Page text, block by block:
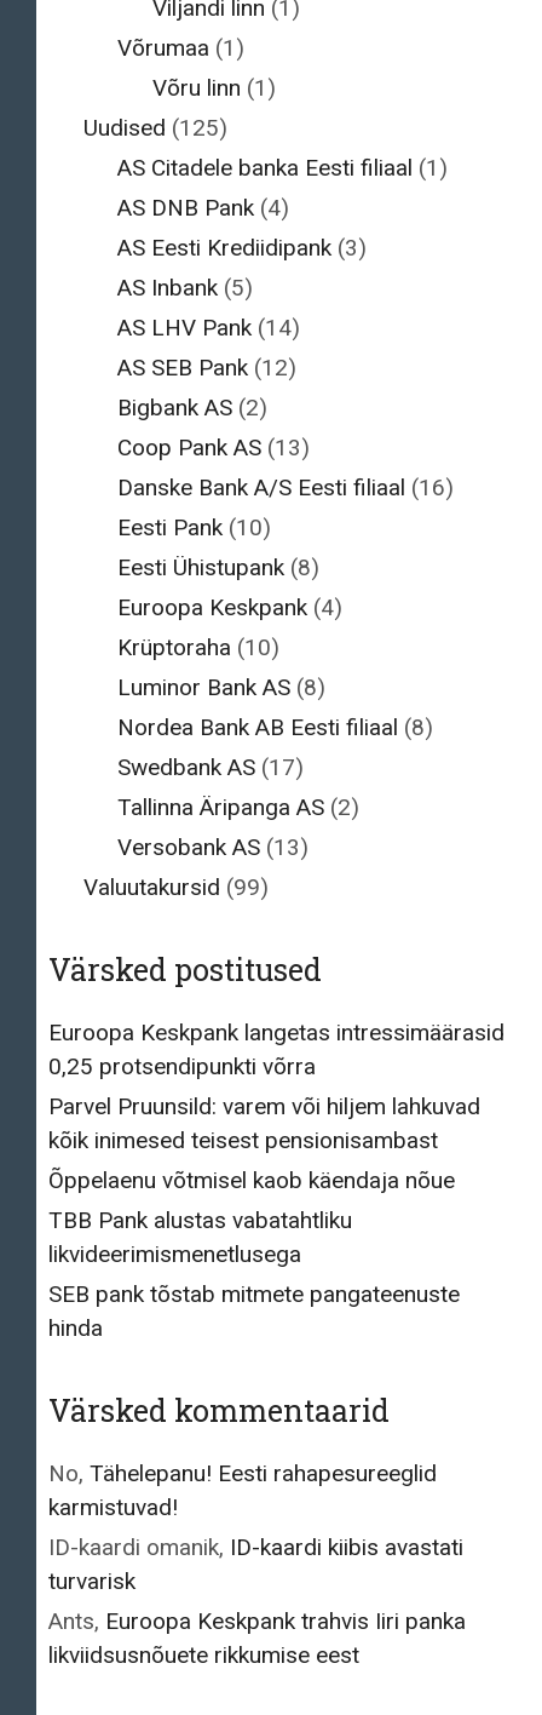
Viljandi linn (1)
Võrumaa (1)
Võru linn (1)
Uudised (125)
AS Citadele banka Eesti filiaal (1)
AS DNB Pank (4)
AS Eesti Krediidipank (3)
AS Inbank (5)
AS LHV Pank (14)
AS SEB Pank (12)
Bigbank AS (2)
Coop Pank AS (13)
Danske Bank A/S Eesti filiaal (16)
Eesti Pank (10)
Eesti Ühistupank (8)
Euroopa Keskpank (4)
Krüptoraha (10)
Luminor Bank AS (8)
Nordea Bank AB Eesti filiaal (8)
Swedbank AS (17)
Tallinna Äripanga AS (2)
Versobank AS (13)
Valuutakursid (99)
Värsked postitused
Euroopa Keskpank langetas intressimäärasid
0,25 protsendipunkti võrra
Parvel Pruunsild: varem või hiljem lahkuvad
kõik inimesed teisest pensionisambast
Õppelaenu võtmisel kaob käendaja nõue
TBB Pank alustas vabatahtliku
likvideerimismenetlusega
SEB pank tõstab mitmete pangateenuste
hinda
Värsked kommentaarid
No, Tähelepanu! Eesti rahapesureeglid
karmistuvad!
ID-kaardi omanik, ID-kaardi kiibis avastati
turvarisk
Ants, Euroopa Keskpank trahvis Iiri panka
likviidsusnõuete rikkumise eest